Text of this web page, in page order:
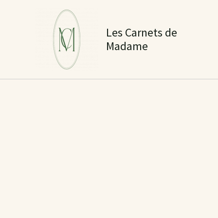
Les Carnets de
Madame